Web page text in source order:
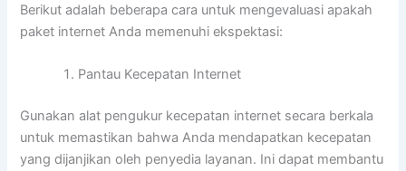
Berikut adalah beberapa cara untuk mengevaluasi apakah
paket internet Anda memenuhi ekspektasi:
Pantau Kecepatan Internet
Gunakan alat pengukur kecepatan internet secara berkala
untuk memastikan bahwa Anda mendapatkan kecepatan
yang dijanjikan oleh penyedia layanan. Ini dapat membantu